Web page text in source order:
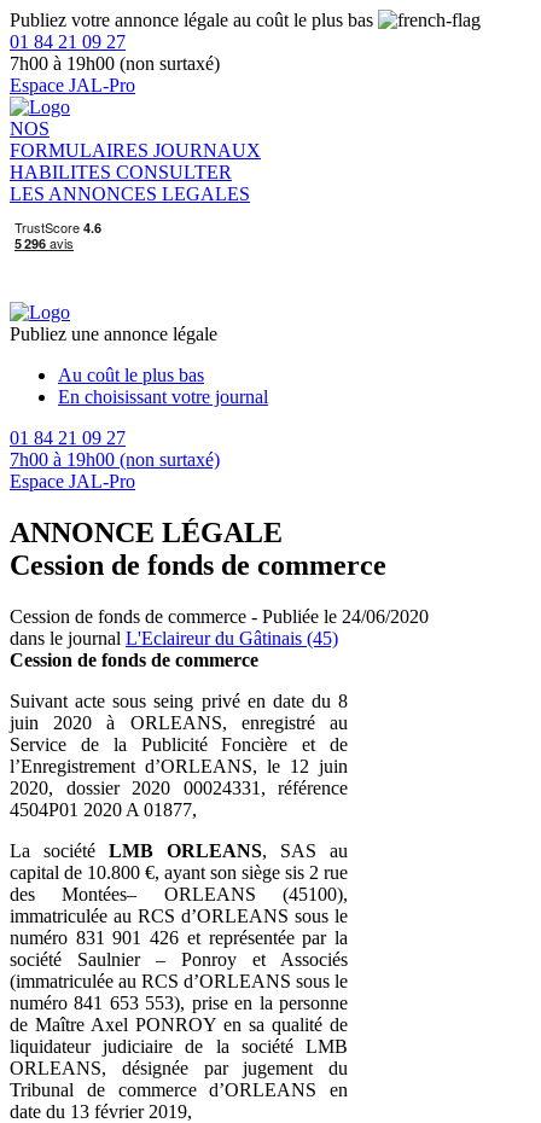
Publiez votre annonce légale au coût le plus bas
01 84 21 09 27
7h00 à 19h00 (non surtaxé)
Espace JAL-Pro
NOS
FORMULAIRES JOURNAUX
HABILITES CONSULTER
LES ANNONCES LEGALES
Publiez une annonce légale
Au coût le plus bas
En choisissant votre journal
01 84 21 09 27
7h00 à 19h00 (non surtaxé)
Espace JAL-Pro
ANNONCE LÉGALE
Cession de fonds de commerce
Cession de fonds de commerce - Publiée le 24/06/2020
dans le journal L'Eclaireur du Gâtinais (45)
Cession de fonds de commerce
Suivant acte sous seing privé en date du 8
juin 2020 à ORLEANS, enregistré au
Service de la Publicité Foncière et de
l’Enregistrement d’ORLEANS, le 12 juin
2020, dossier 2020 00024331, référence
4504P01 2020 A 01877,
La société LMB ORLEANS, SAS au
capital de 10.800 €, ayant son siège sis 2 rue
des Montées– ORLEANS (45100),
immatriculée au RCS d’ORLEANS sous le
numéro 831 901 426 et représentée par la
société Saulnier – Ponroy et Associés
(immatriculée au RCS d’ORLEANS sous le
numéro 841 653 553), prise en la personne
de Maître Axel PONROY en sa qualité de
liquidateur judiciaire de la société LMB
ORLEANS, désignée par jugement du
Tribunal de commerce d’ORLEANS en
date du 13 février 2019,